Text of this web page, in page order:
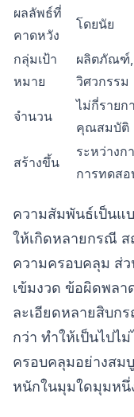
ผลลัพธ์ที่
คาดหวัง
โดยนัย
กลุ่มเป้า
หมาย
ผลิตภัณฑ์,
วิศวกรรม
จำนวน
ไม่กี่รายก
คุณสมบัติ
สร้างขึ้น
ระหว่างก
การทดสอ
ความสัมพันธ์เป็นแ
ให้เกิดหลายกรณี
ความครอบคลุม ส่
เข้มงวด ข้อผิดพล
ละเอียดหลายสิบก
กว่า ทำให้เป็นไปไ
ครอบคลุมอย่างสม
หนักในมุมใดมุมหนึ่